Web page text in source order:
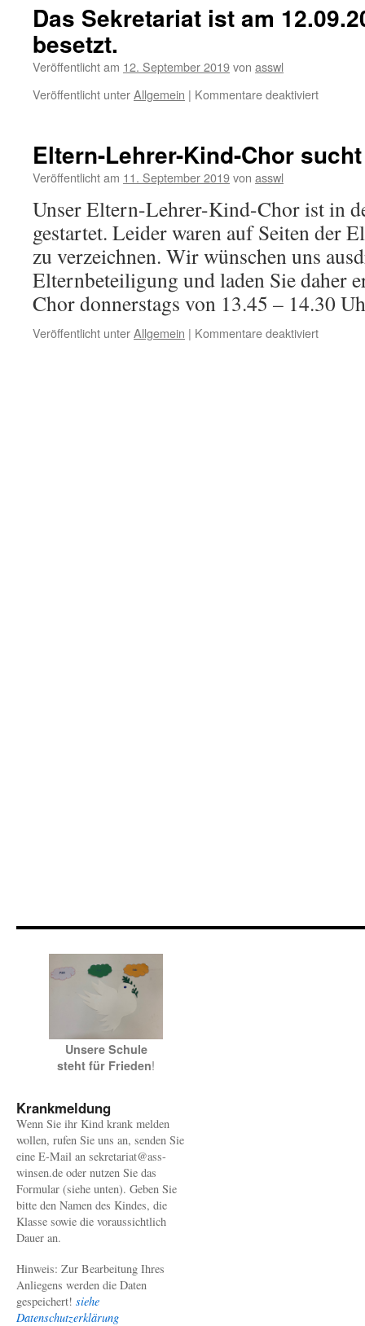
Das Sekretariat ist am
besetzt.
Veröffentlicht am 12. September 2019von asswl
Veröffentlicht unterAllgemein | Kommentare deaktiviertfür
am
nicht
besetzt.
Eltern-Lehrer-Kind-Chor
Veröffentlicht am 11. September 2019von asswl
Unser Eltern-Lehrer-Kind-Chor ist in
gestartet. Leider waren auf Seiten der
zu verzeichnen. Wir wünschen uns
Elternbeteiligung und laden Sie daher
Chor donnerstags von 13.45 – 14.30
Veröffentlicht unterAllgemein | Kommentare deaktiviertfür
Unsere Schule
steht für Frieden!
Krankmeldung
Wenn Sie ihr Kind krank melden
wollen, rufen Sie uns an, senden Sie
eine E-Mail an sekretariat@ass-
winsen.de oder nutzen Sie das
Formular (siehe unten). Geben Sie
bitte den Namen des Kindes, die
Klasse sowie die voraussichtlich
Dauer an.
Hinweis: Zur Bearbeitung Ihres
Anliegens werden die Daten
gespeichert! siehe
Datenschutzerklärung